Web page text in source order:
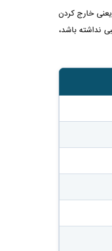
خارج کردن
نداشته باشد،